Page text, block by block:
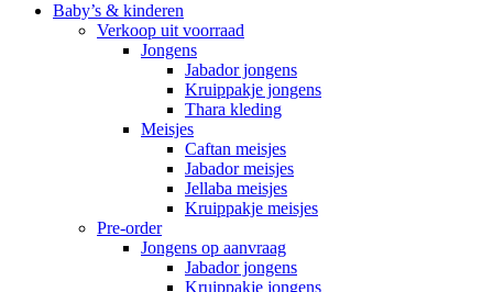
Baby’s & kinderen
Verkoop uit voorraad
Jongens
Jabador jongens
Kruippakje jongens
Thara kleding
Meisjes
Caftan meisjes
Jabador meisjes
Jellaba meisjes
Kruippakje meisjes
Pre-order
Jongens op aanvraag
Jabador jongens
Kruippakje jongens